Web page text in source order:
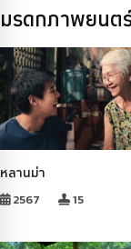
มรดกภาพยนต
หลานม่า
2567 15